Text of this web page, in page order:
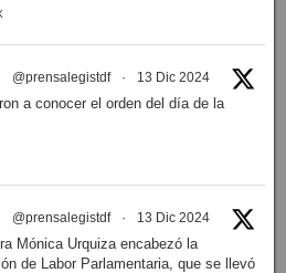
@prensalegistdf · 13 Dic 2024
a conocer el orden del día de la
@prensalegistdf · 13 Dic 2024
Mónica Urquiza encabezó la
de Labor Parlamentaria, que se llevó